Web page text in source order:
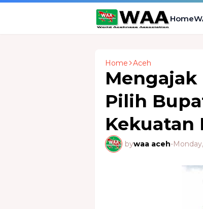
Home
Home Aceh
Mengajak
Pilih
Kekuatan
bywaa aceh-